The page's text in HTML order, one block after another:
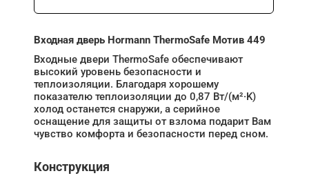
Входная дверь Hormann ThermoSafe Мотив 449
Входные двери ThermoSafe обеспечивают
высокий уровень безопасности и
теплоизоляции. Благодаря хорошему
показателю теплоизоляции до 0,87 Вт/(м²·K)
холод останется снаружи, а серийное
оснащение для защиты от взлома подарит Вам
чувство комфорта и безопасности перед сном.
Конструкция